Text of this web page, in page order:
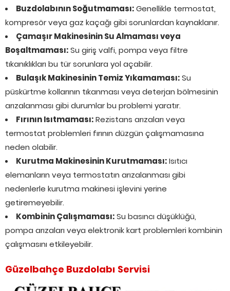
Buzdolabının Soğutmaması:Genellikle termostat,
kompresör veya gaz kaçağı gibi sorunlardan kaynaklanır.
Çamaşır Makinesinin Su Almaması veya
Boşaltmaması:Su giriş valfi, pompa veya filtre
tıkanıklıkları bu tür sorunlara yol açabilir.
Bulaşık Makinesinin Temiz Yıkamaması:Su
püskürtme kollarının tıkanması veya deterjan bölmesinin
arızalanması gibi durumlar bu problemi yaratır.
Fırının Isıtmaması:Rezistans arızaları veya
termostat problemleri fırının düzgün çalışmamasına
neden olabilir.
Kurutma Makinesinin Kurutmaması:Isıtıcı
elemanların veya termostatın arızalanması gibi
nedenlerle kurutma makinesi işlevini yerine
getiremeyebilir.
Kombinin Çalışmaması:Su basıncı düşüklüğü,
pompa arızaları veya elektronik kart problemleri kombinin
çalışmasını etkileyebilir.
Güzelbahçe Buzdolabı Servisi